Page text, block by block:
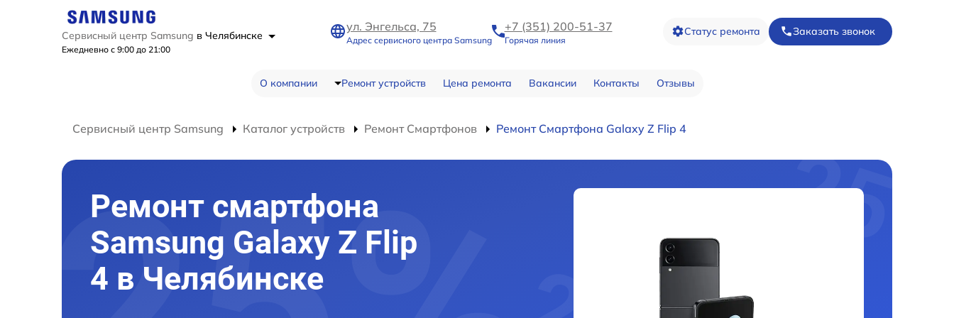
Сервисный центр Samsung в Челябинске
Ежедневно с 9:00 до 21:00
ул. Энгельса, 75
Адрес сервисного центра Samsung
+7 (351) 200-51-37
Горячая линия
Статус ремонта Заказать звонок
О компании Ремонт устройств Цена ремонта Вакансии Контакты Отзывы
Сервисный центр Samsung Каталог устройств Ремонт Смартфонов Ремонт Смартфона Galaxy Z Flip 4
Ремонт смартфона
Samsung Galaxy Z Flip
4 в Челябинске